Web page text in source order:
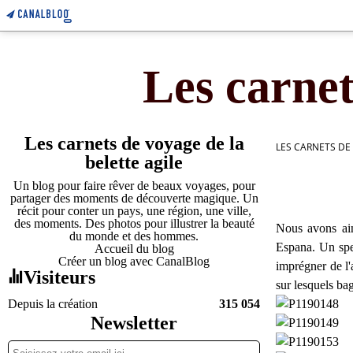
Les
Les carnets de voyage de la
belette agile
Un blog pour faire rêver de beaux voyages, pour
partager des moments de découverte magique. Un
récit pour conter un pays, une région, une ville,
des moments. Des photos pour illustrer la beauté
du monde et des hommes.
Accueil du blog
Créer un blog avec CanalBlog
Visiteurs
Depuis la création 315 054
Newsletter
LES CARNETS
Nous avons
Espana. Un
imprégner de
sur lesquels